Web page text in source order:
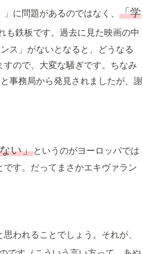
に問題があるのではなく、 「学
も鉄板です。過去に見た映画の中
ス」がないとなると、どうなる
ので、大変な騒ぎです。ちなみ
事務局から発見されましたが、謝
い」というのがヨーロッパでは
す。だってまさかエキヴァラン
われることでしょう。それが、